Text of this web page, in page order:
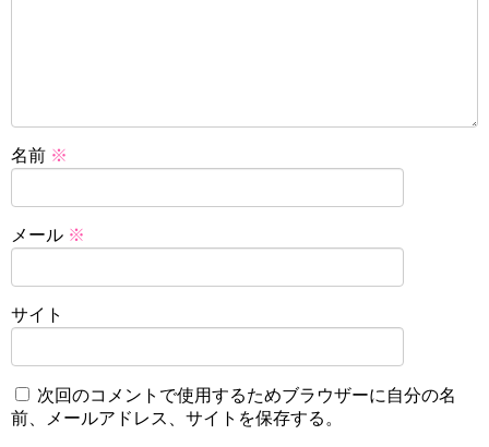
名前 ※
メール ※
サイト
次回のコメントで使用するためブラウザーに自分の名
前、メールアドレス、サイトを保存する。